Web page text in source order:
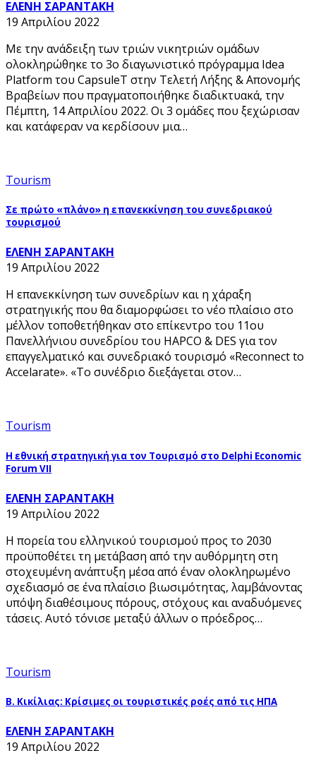
ΕΛΕΝΗ ΣΑΡΑΝΤΑΚΗ
19 Απριλίου 2022
Με την ανάδειξη των τριών νικητριών ομάδων
ολοκληρώθηκε το 3ο διαγωνιστικό πρόγραμμα Idea
Platform του CapsuleT στην Τελετή Λήξης & Απονομής
Βραβείων που πραγματοποιήθηκε διαδικτυακά, την
Πέμπτη, 14 Απριλίου 2022. Οι 3 ομάδες που ξεχώρισαν
και κατάφεραν να κερδίσουν μια…
Tourism
Σε πρώτο «πλάνο» η επανεκκίνηση του συνεδριακού
τουρισμού
ΕΛΕΝΗ ΣΑΡΑΝΤΑΚΗ
19 Απριλίου 2022
Η επανεκκίνηση των συνεδρίων και η χάραξη
στρατηγικής που θα διαμορφώσει το νέο πλαίσιο στο
μέλλον τοποθετήθηκαν στο επίκεντρο του 11ου
Πανελλήνιου συνεδρίου του HAPCO & DES για τον
επαγγελματικό και συνεδριακό τουρισμό «Reconnect to
Accelarate». «Το συνέδριο διεξάγεται στον…
Tourism
Η εθνική στρατηγική για τον Τουρισμό στο Delphi Economic
Forum VII
ΕΛΕΝΗ ΣΑΡΑΝΤΑΚΗ
19 Απριλίου 2022
Η πορεία του ελληνικού τουρισμού προς το 2030
προϋποθέτει τη μετάβαση από την αυθόρμητη στη
στοχευμένη ανάπτυξη μέσα από έναν ολοκληρωμένο
σχεδιασμό σε ένα πλαίσιο βιωσιμότητας, λαμβάνοντας
υπόψη διαθέσιμους πόρους, στόχους και αναδυόμενες
τάσεις. Αυτό τόνισε μεταξύ άλλων ο πρόεδρος…
Tourism
Β. Κικίλιας: Κρίσιμες οι τουριστικές ροές από τις ΗΠΑ
ΕΛΕΝΗ ΣΑΡΑΝΤΑΚΗ
19 Απριλίου 2022